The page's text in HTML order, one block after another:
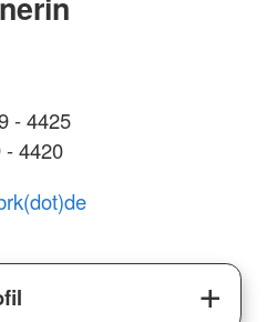
- 4425
- 4420